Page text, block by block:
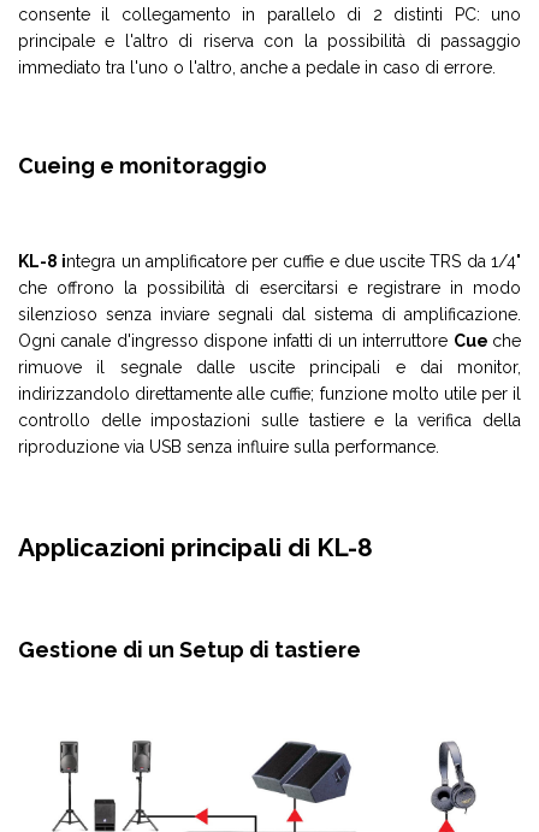
consente il collegamento in parallelo di 2 distinti PC: uno
principale e l'altro di riserva con la possibilità di passaggio
immediato tra l'uno o l'altro, anche a pedale in caso di errore.
Cueing e monitoraggio
KL-8 integra un amplificatore per cuffie e due uscite TRS da 1/4"
che offrono la possibilità di esercitarsi e registrare in modo
silenzioso senza inviare segnali dal sistema di amplificazione.
Ogni canale d'ingresso dispone infatti di un interruttore Cue che
rimuove il segnale dalle uscite principali e dai monitor,
indirizzandolo direttamente alle cuffie; funzione molto utile per il
controllo delle impostazioni sulle tastiere e la verifica della
riproduzione via USB senza influire sulla performance.
Applicazioni principali di KL-8
Gestione di un Setup di tastiere